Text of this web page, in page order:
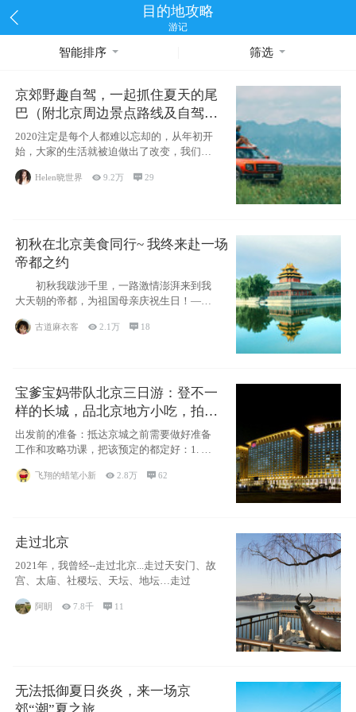
目的地攻略
游记
智能排序 筛选
京郊野趣自驾，一起抓住夏天的尾
巴（附北京周边景点路线及自驾攻
略）
2020注定是每个人都难以忘却的，从年初开
始，大家的生活就被迫做出了改变，我们也
不例外。本来双双辞职是为
Helen晓世界 9.2万 29
初秋在北京美食同行~ 我终来赴一场
帝都之约
初秋我跋涉千里，一路激情澎湃来到我
大天朝的帝都，为祖国母亲庆祝生日！——
古道麻衣客 2.1万  18
宝爹宝妈带队北京三日游：登不一
样的长城，品北京地方小吃，拍盘
古七星夜景！
出发前的准备：抵达京城之前需要做好准备
工作和攻略功课，把该预定的都定好：1. 酒
飞翔的蜡笔小新 2.8万 62
走过北京
2021年，我曾经--走过北京...走过天安门、故
宫、太庙、社稷坛、天坛、地坛…走过
阿眀 7.8千  11
无法抵御夏日炎炎，来一场京